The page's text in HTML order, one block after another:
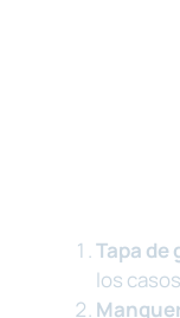
Tapa de
los